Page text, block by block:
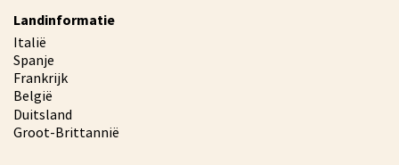
Landinformatie
Italië
Spanje
Frankrijk
België
Duitsland
Groot-Brittannië